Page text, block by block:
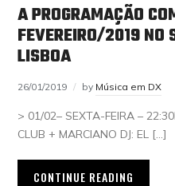
A PROGRAMAÇÃO
FEVEREIRO/2019 NO
LISBOA
26/01/2019 by Música em DX
> 01/02– SEXTA-FEIRA –
CLUB + MARCIANO DJ: EL […]
CONTINUE READING